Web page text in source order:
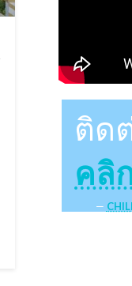
ติด
คลิ